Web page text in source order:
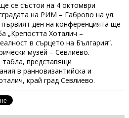
се състои на 4 октомври
на РИМ – Габрово на ул.
ден на конференцията ще
„Крепостта Хоталич –
в сърцето на България“.
музей – Севлиево.
представящи
в ранновизантийска и
край град Севлиево.